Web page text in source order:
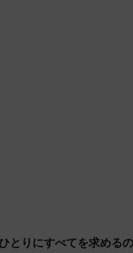
たので、生活圏が被れ
”を。
とりにすべてを求め